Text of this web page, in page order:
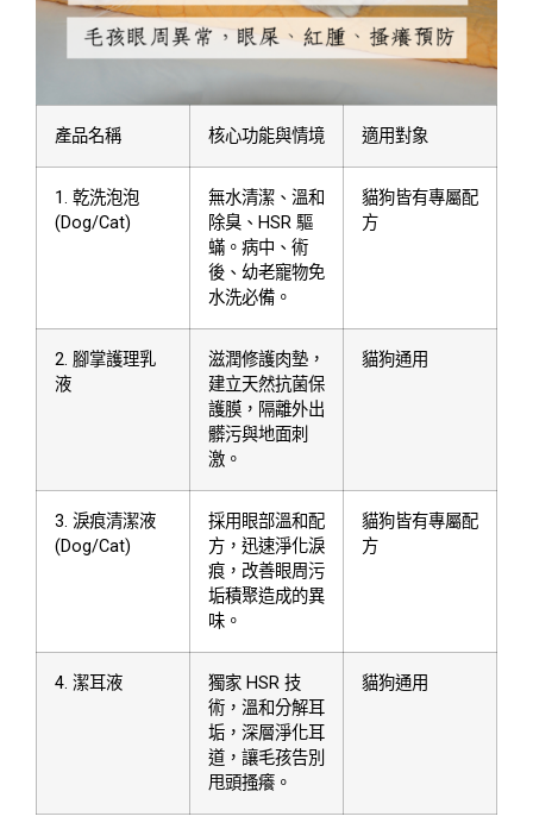
產品名稱 核心功能與情境 適用對象
1. 乾洗泡泡
(Dog/Cat)
無水清潔、溫和
除臭、HSR 驅
蟎。病中、術
後、幼老寵物免
水洗必備。
貓狗皆有專屬配
方
2. 腳掌護理乳
液
滋潤修護肉墊，
建立天然抗菌保
護膜，隔離外出
髒污與地面刺
激。
貓狗通用
3. 淚痕清潔液
(Dog/Cat)
採用眼部溫和配
方，迅速淨化淚
痕，改善眼周污
垢積聚造成的異
味。
貓狗皆有專屬配
方
4. 潔耳液
獨家 HSR 技
術，溫和分解耳
垢，深層淨化耳
道，讓毛孩告別
甩頭搔癢。
貓狗通用